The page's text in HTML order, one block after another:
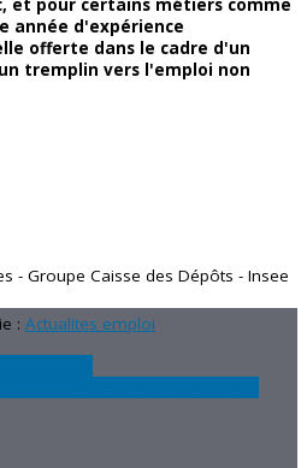
année d'expérience
offerte dans le cadre d'un
tremplin vers l'emploi non
- Groupe Caisse des Dépôts - Insee
: Actualites emploi